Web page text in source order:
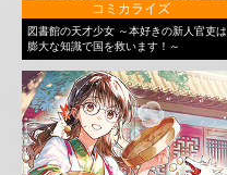
コミカライズ
図書館の天才少女 ～本好きの新人官吏は
膨大な知識で国を救います！～